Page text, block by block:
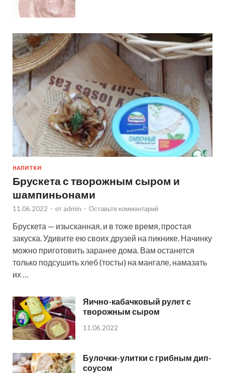
НАПИТКИ
Брускета с творожным сыром и
шампиньонами
11.06.2022 - от admin - Оставьте комментарий
Брускета — изысканная, и в тоже время, простая
закуска. Удивите ею своих друзей на пикнике. Начинку
можно приготовить заранее дома. Вам останется
только подсушить хлеб (тосты) на мангале, намазать
их …
Яично-кабачковый рулет с
творожным сыром
11.06.2022
Булочки-улитки с грибным дип-
соусом